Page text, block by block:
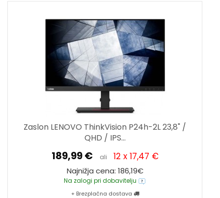
Zaslon LENOVO ThinkVision P24h-2L 23,8" /
QHD / IPS...
189,99 € ali 12 x 17,47 €
Najnižja cena: 186,19€
Na zalogi pri dobavitelju
+ Brezplačna dostava